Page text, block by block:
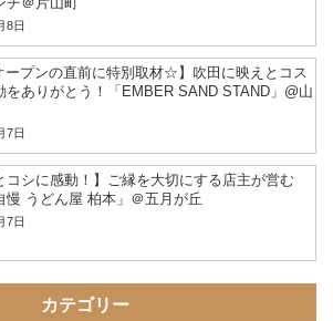
＠片山町
8日
ープンの直前に特別取材☆】吹田に映えとコス
をありがとう！「EMBER SAND STAND」@山
7日
コシに感動！】ご縁を大切にする店主が営む
慢 うどん屋 柏本」＠五月が丘
7日
カテゴリー